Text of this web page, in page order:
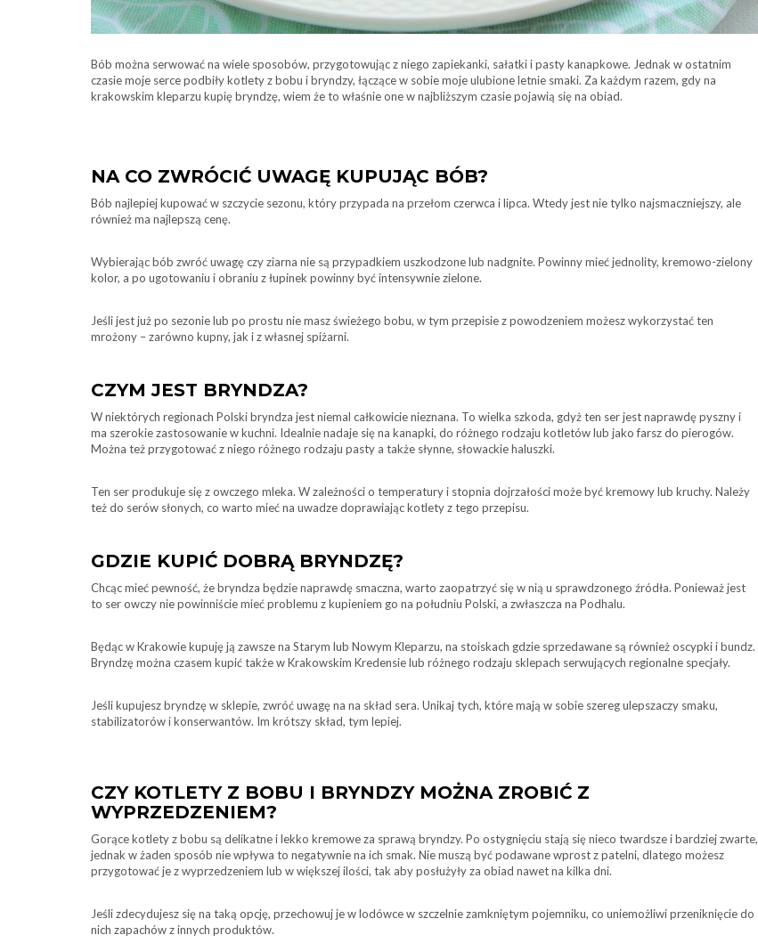
Bób można serwować na wiele sposobów, przygotowując z niego zapiekanki, sałatki i pasty kanapkowe. Jednak w ostatnim
czasie moje serce podbiły kotlety z bobu i bryndzy, łączące w sobie moje ulubione letnie smaki. Za każdym razem, gdy na
krakowskim kleparzu kupię bryndzę, wiem że to właśnie one w najbliższym czasie pojawią się na obiad.
NA CO ZWRÓCIĆ UWAGĘ KUPUJĄC BÓB?
Bób najlepiej kupować w szczycie sezonu, który przypada na przełom czerwca i lipca. Wtedy jest nie tylko najsmaczniejszy, ale
również ma najlepszą cenę.
Wybierając bób zwróć uwagę czy ziarna nie są przypadkiem uszkodzone lub nadgnite. Powinny mieć jednolity, kremowo-zielony
kolor, a po ugotowaniu i obraniu z łupinek powinny być intensywnie zielone.
Jeśli jest już po sezonie lub po prostu nie masz świeżego bobu, w tym przepisie z powodzeniem możesz wykorzystać ten
mrożony – zarówno kupny, jak i z własnej spiżarni.
CZYM JEST BRYNDZA?
W niektórych regionach Polski bryndza jest niemal całkowicie nieznana. To wielka szkoda, gdyż ten ser jest naprawdę pyszny i
ma szerokie zastosowanie w kuchni. Idealnie nadaje się na kanapki, do różnego rodzaju kotletów lub jako farsz do pierogów.
Można też przygotować z niego różnego rodzaju pasty a także słynne, słowackie haluszki.
Ten ser produkuje się z owczego mleka. W zależności o temperatury i stopnia dojrzałości może być kremowy lub kruchy. Należy
też do serów słonych, co warto mieć na uwadze doprawiając kotlety z tego przepisu.
GDZIE KUPIĆ DOBRĄ BRYNDZĘ?
Chcąc mieć pewność, że bryndza będzie naprawdę smaczna, warto zaopatrzyć się w nią u sprawdzonego źródła. Ponieważ jest
to ser owczy nie powinniście mieć problemu z kupieniem go na południu Polski, a zwłaszcza na Podhalu.
Będąc w Krakowie kupuję ją zawsze na Starym lub Nowym Kleparzu, na stoiskach gdzie sprzedawane są również oscypki i bundz.
Bryndzę można czasem kupić także w Krakowskim Kredensie lub różnego rodzaju sklepach serwujących regionalne specjały.
Jeśli kupujesz bryndzę w sklepie, zwróć uwagę na na skład sera. Unikaj tych, które mają w sobie szereg ulepszaczy smaku,
stabilizatorów i konserwantów. Im krótszy skład, tym lepiej.
CZY KOTLETY Z BOBU I BRYNDZY MOŻNA ZROBIĆ Z
WYPRZEDZENIEM?
Gorące kotlety z bobu są delikatne i lekko kremowe za sprawą bryndzy. Po ostygnięciu stają się nieco twardsze i bardziej zwarte,
jednak w żaden sposób nie wpływa to negatywnie na ich smak. Nie muszą być podawane wprost z patelni, dlatego możesz
przygotować je z wyprzedzeniem lub w większej ilości, tak aby posłużyły za obiad nawet na kilka dni.
Jeśli zdecydujesz się na taką opcję, przechowuj je w lodówce w szczelnie zamkniętym pojemniku, co uniemożliwi przeniknięcie do
nich zapachów z innych produktów.